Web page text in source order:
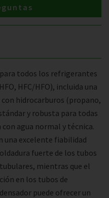
todos los refrigerantes
HFC/HFO), incluida una
hidrocarburos (propano,
y robusta para todas
agua normal y técnica.
una excelente fiabilidad
fuerte de los tubos
mientras que el
en los tubos de
puede ofrecer un